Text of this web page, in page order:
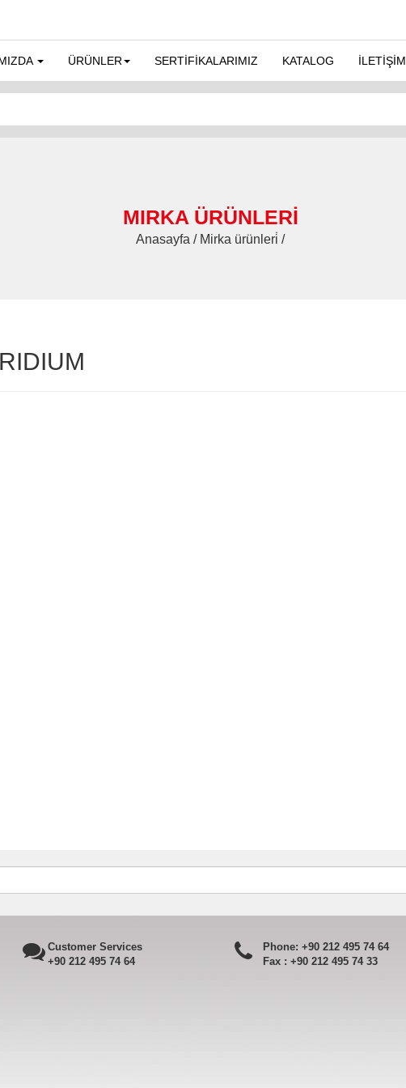
ÜRÜNLER SERTİFİKALARIMIZ KATALOG İLETİŞİM
MIRKA ÜRÜNLERİ
Anasayfa / Mirka ürünleri̇ /
Customer Services
+90 212 495 74 64
Phone: +90 212 495 74 64
Fax : +90 212 495 74 33